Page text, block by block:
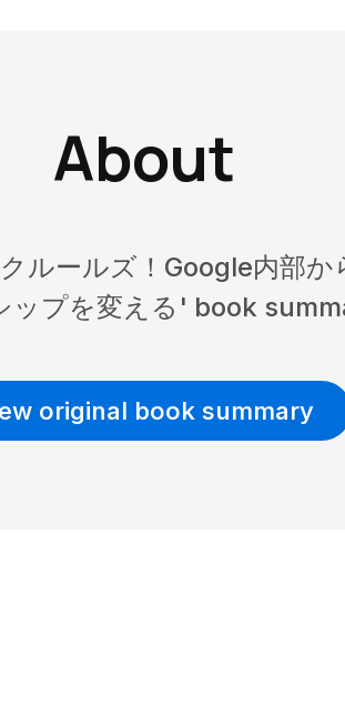
About
ールズ！Google内部か
ップを変える' book
original book summary